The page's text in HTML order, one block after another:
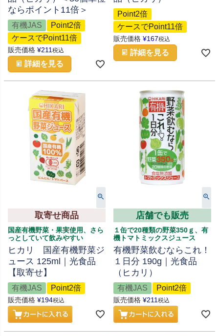
ならポイント11倍＞
有機JAS
Point2倍
ケースでPoint11倍
販売価格 ¥211 税込
詳細を見る
Point2倍
ケースでPoint11倍
販売価格 ¥167税込
詳細を見る
取寄せ商品
国産有機野菜・果実使用、さら
っとしていて飲みやすい
ヒカリ 国産有機野菜ジ
ュース 125ml｜光食品
【取寄せ】
有機JAS Point2倍
販売価格 ¥194税込
店舗でも販売
１缶で20種類の野菜350ｇ、有
機トマトミックスジュース
有機野菜飲むならこれ！
１日分 190g｜光食品
（ヒカリ）
有機JAS Point2倍
販売価格 ¥211 税込